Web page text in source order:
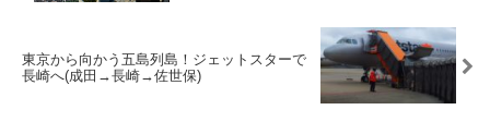
東京から向かう五島列島！ジェットスターで
長崎へ(成田→長崎→佐世保)